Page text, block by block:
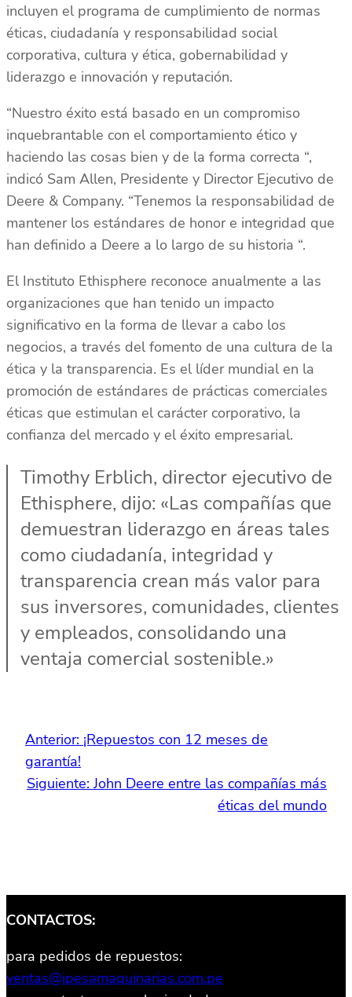
incluyen el programa de cumplimiento de normas
éticas, ciudadanía y responsabilidad social
corporativa, cultura y ética, gobernabilidad y
liderazgo e innovación y reputación.
“Nuestro éxito está basado en un compromiso
inquebrantable con el comportamiento ético y
haciendo las cosas bien y de la forma correcta “,
indicó Sam Allen, Presidente y Director Ejecutivo de
Deere & Company. “Tenemos la responsabilidad de
mantener los estándares de honor e integridad que
han definido a Deere a lo largo de su historia “.
El Instituto Ethisphere reconoce anualmente a las
organizaciones que han tenido un impacto
significativo en la forma de llevar a cabo los
negocios, a través del fomento de una cultura de la
ética y la transparencia. Es el líder mundial en la
promoción de estándares de prácticas comerciales
éticas que estimulan el carácter corporativo, la
confianza del mercado y el éxito empresarial.
Timothy Erblich, director ejecutivo de
Ethisphere, dijo: «Las compañías que
demuestran liderazgo en áreas tales
como ciudadanía, integridad y
transparencia crean más valor para
sus inversores, comunidades, clientes
y empleados, consolidando una
ventaja comercial sostenible.»
Anterior: ¡Repuestos con 12 meses de
garantía!
Siguiente: John Deere entre las compañías más
éticas del mundo
CONTACTOS:
para pedidos de repuestos:
ventas@ipesamaquinarias.com.pe